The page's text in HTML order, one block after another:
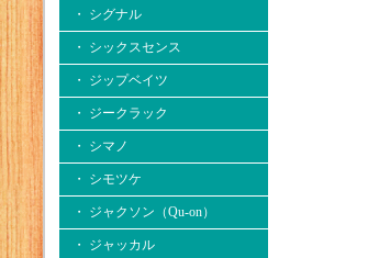
・ シグナル
・ シックスセンス
・ ジップベイツ
・ ジークラック
・ シマノ
・ シモツケ
・ ジャクソン（Qu-on）
・ ジャッカル